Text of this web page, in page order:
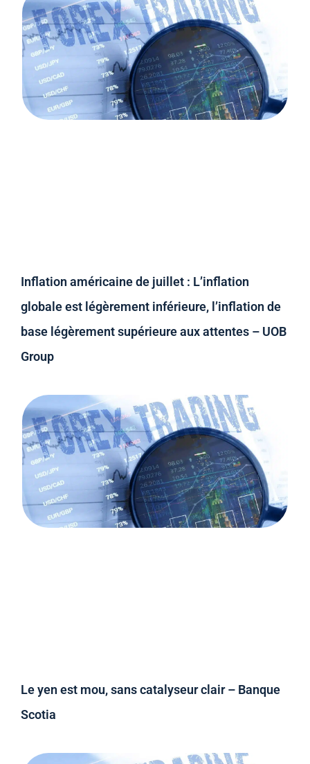
Inflation américaine de juillet : L’inflation
globale est légèrement inférieure, l’inflation de
base légèrement supérieure aux attentes – UOB
Group
Le yen est mou, sans catalyseur clair – Banque
Scotia